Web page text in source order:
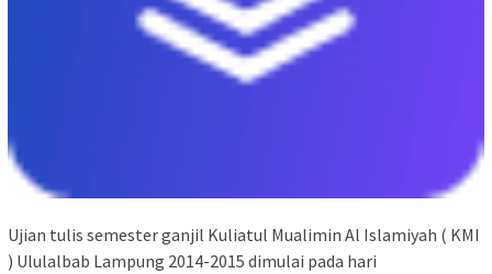
Ujian tulis semester ganjil Kuliatul Mualimin Al Islamiyah ( KMI
) Ululalbab Lampung 2014-2015 dimulai pada hari